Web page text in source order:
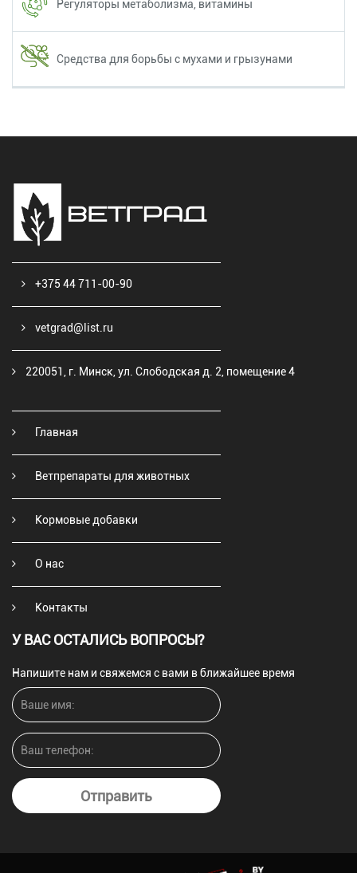
Регуляторы метаболизма, витамины
Средства для борьбы с мухами и грызунами
+375 44 711-00-90
vetgrad@list.ru
220051, г. Минск, ул. Слободская д. 2, помещение 4
Главная
Ветпрепараты для животных
Кормовые добавки
О нас
Контакты
У ВАС ОСТАЛИСЬ ВОПРОСЫ?
Напишите нам и свяжемся с вами в ближайшее время
Отправить